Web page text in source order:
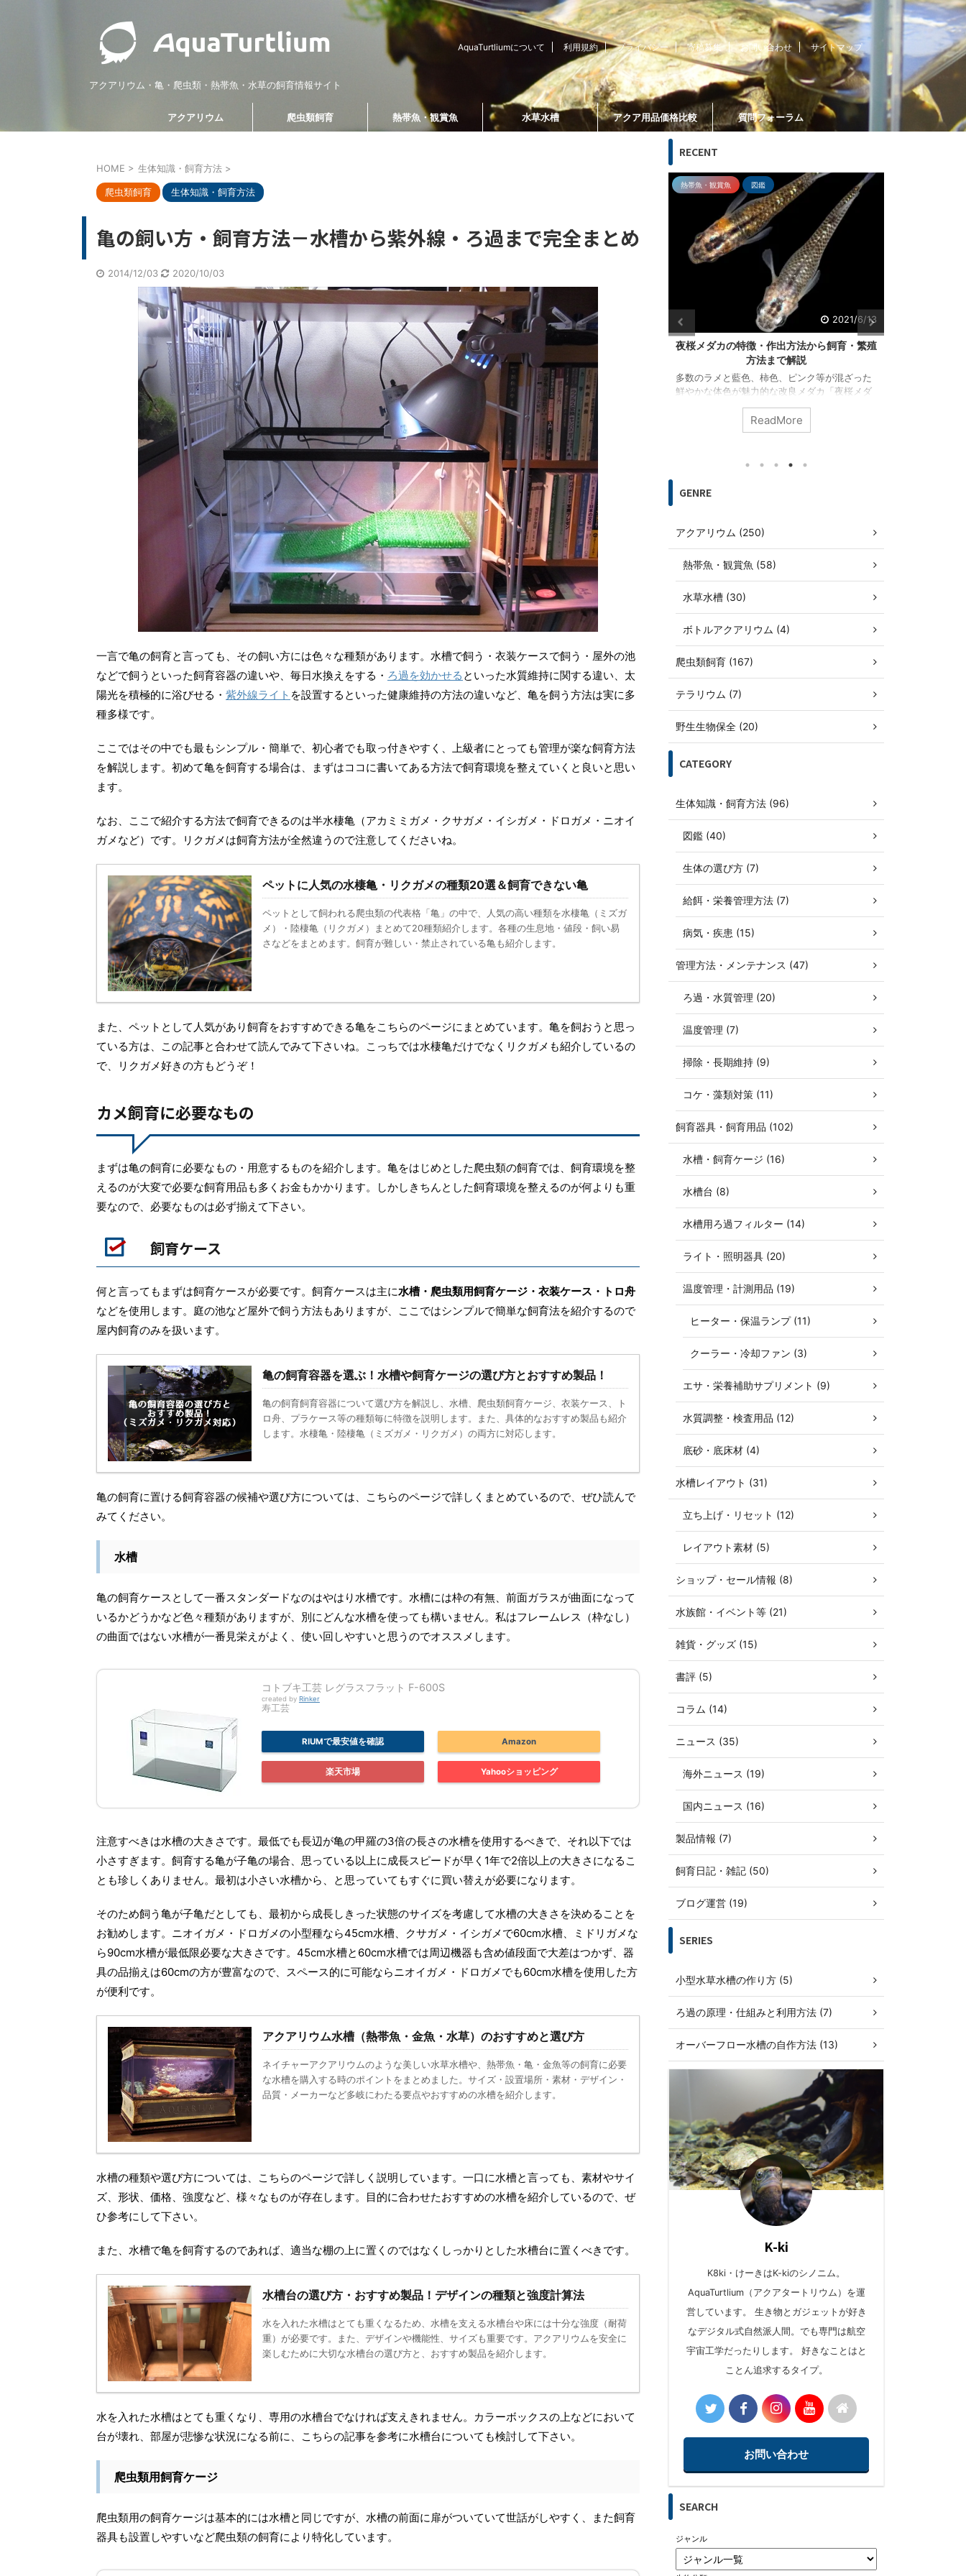
アクアリウム・亀・爬虫類・熱帯魚・水草の飼育情報サイト
AquaTurtliumについて 利用規約 プライバシー 寄稿募集 お問い合わせ サイトマップ
アクアリウム 爬虫類飼育 熱帯魚・観賞魚 水草水槽 アクア用品価格比較 質問フォーラム
HOME > 生体知識・飼育方法 >
爬虫類飼育 生体知識・飼育方法
亀の飼い方・飼育方法－水槽から紫外線・ろ過まで完全まとめ
2014/12/03 2020/10/03
一言で亀の飼育と言っても、その飼い方には色々な種類があります。水槽で飼う・衣装ケースで飼う・屋外の池
などで飼うといった飼育容器の違いや、毎日水換えをする・ ろ過を効かせる といった水質維持に関する違い、太
陽光を積極的に浴びせる・ 紫外線ライト を設置するといった健康維持の方法の違いなど、亀を飼う方法は実に多
種多様です。
ここではその中でも最もシンプル・簡単で、初心者でも取っ付きやすく、上級者にとっても管理が楽な飼育方法
を解説します。初めて亀を飼育する場合は、まずはココに書いてある方法で飼育環境を整えていくと良いと思い
ます。
なお、ここで紹介する方法で飼育できるのは半水棲亀（アカミミガメ・クサガメ・イシガメ・ドロガメ・ニオイ
ガメなど）です。リクガメは飼育方法が全然違うので注意してくださいね。
ペットに人気の水棲亀・リクガメの種類20選＆飼育できない亀
ペットとして飼われる爬虫類の代表格「亀」の中で、人気の高い種類を水棲亀（ミズガ
メ）・陸棲亀（リクガメ）まとめて20種類紹介します。各種の生息地・値段・飼い易
さなどをまとめます。飼育が難しい・禁止されている亀も紹介します。
また、ペットとして人気があり飼育をおすすめできる亀をこちらのページにまとめています。亀を飼おうと思っ
ている方は、この記事と合わせて読んでみて下さいね。こっちでは水棲亀だけでなくリクガメも紹介しているの
で、リクガメ好きの方もどうぞ！
カメ飼育に必要なもの
まずは亀の飼育に必要なもの・用意するものを紹介します。亀をはじめとした爬虫類の飼育では、飼育環境を整
えるのが大変で必要な飼育用品も多くお金もかかります。しかしきちんとした飼育環境を整えるのが何よりも重
要なので、必要なものは必ず揃えて下さい。
飼育ケース
何と言ってもまずは飼育ケースが必要です。飼育ケースは主に水槽・爬虫類用飼育ケージ・衣装ケース・トロ舟
などを使用します。庭の池など屋外で飼う方法もありますが、ここではシンプルで簡単な飼育法を紹介するので
屋内飼育のみを扱います。
亀の飼育容器を選ぶ！水槽や飼育ケージの選び方とおすすめ製品！
亀の飼育飼育容器について選び方を解説し、水槽、爬虫類飼育ケージ、衣装ケース、ト
ロ舟、プラケース等の種類毎に特徴を説明します。また、具体的なおすすめ製品も紹介
します。水棲亀・陸棲亀（ミズガメ・リクガメ）の両方に対応します。
亀の飼育に置ける飼育容器の候補や選び方については、こちらのページで詳しくまとめているので、ぜひ読んで
みてください。
水槽
亀の飼育ケースとして一番スタンダードなのはやはり水槽です。水槽には枠の有無、前面ガラスが曲面になって
いるかどうかなど色々種類がありますが、別にどんな水槽を使っても構いません。私はフレームレス（枠なし）
の曲面ではない水槽が一番見栄えがよく、使い回しやすいと思うのでオススメします。
コトブキ工芸 レグラスフラット F-600S
created by Rinker
寿工芸
RIUMで最安値を確認 Amazon
楽天市場 Yahooショッピング
注意すべきは水槽の大きさです。最低でも長辺が亀の甲羅の3倍の長さの水槽を使用するべきで、それ以下では
小さすぎます。飼育する亀が子亀の場合、思っている以上に成長スピードが早く1年で2倍以上の大きさになるこ
とも珍しくありません。最初は小さい水槽から、と思っていてもすぐに買い替えが必要になります。
そのため飼う亀が子亀だとしても、最初から成長しきった状態のサイズを考慮して水槽の大きさを決めることを
お勧めします。ニオイガメ・ドロガメの小型種なら45cm水槽、クサガメ・イシガメで60cm水槽、ミドリガメな
ら90cm水槽が最低限必要な大きさです。45cm水槽と60cm水槽では周辺機器も含め値段面で大差はつかず、器
具の品揃えは60cmの方が豊富なので、スペース的に可能ならニオイガメ・ドロガメでも60cm水槽を使用した方
が便利です。
アクアリウム水槽（熱帯魚・金魚・水草）のおすすめと選び方
ネイチャーアクアリウムのような美しい水草水槽や、熱帯魚・亀・金魚等の飼育に必要
な水槽を購入する時のポイントをまとめました。サイズ・設置場所・素材・デザイン・
品質・メーカーなど多岐にわたる要点やおすすめの水槽を紹介します。
水槽の種類や選び方については、こちらのページで詳しく説明しています。一口に水槽と言っても、素材やサイ
ズ、形状、価格、強度など、様々なものが存在します。目的に合わせたおすすめの水槽を紹介しているので、ぜ
ひ参考にして下さい。
また、水槽で亀を飼育するのであれば、適当な棚の上に置くのではなくしっかりとした水槽台に置くべきです。
水槽台の選び方・おすすめ製品！デザインの種類と強度計算法
水を入れた水槽はとても重くなるため、水槽を支える水槽台や床には十分な強度（耐荷
重）が必要です。また、デザインや機能性、サイズも重要です。アクアリウムを安全に
楽しむために大切な水槽台の選び方と、おすすめ製品を紹介します。
水を入れた水槽はとても重くなり、専用の水槽台でなければ支えきれません。カラーボックスの上などにおいて
台が壊れ、部屋が悲惨な状況になる前に、こちらの記事を参考に水槽台についても検討して下さい。
爬虫類用飼育ケージ
爬虫類用の飼育ケージは基本的には水槽と同じですが、水槽の前面に扉がついていて世話がしやすく、また飼育
器具も設置しやすいなど爬虫類の飼育により特化しています。
RECENT
温度管理・計測用品
2022/5/15
虫類飼育にスイッチボットを導入してでき
虫類・両生類飼育にスイッチボット
SwitchBot）製品を導入し飼育を便利にする
めのポイントと注意点を紹介します。特に温
度計によるデータ計測が効果的で、飼育デー
管理サービス「RIUM」との連携もおすすめで
管理方法・メンテナンス
2021/11/6
アクアリウムや生き物の飼育データ管理サー
ビス「RIUM」リリース！
爬虫類・両生類・熱帯魚などの生き物やその飼
育環境であるアクアリウム・テラリウムを管理
し、飼育データを共有できるウェブアプリ
「RIUM」を開発しました。使い方、利用するメ
リット、今後の機能追加予定やRIUMの目標など
を紹介します。
ReadMore
夜桜メダカの特徴・作出方法から飼育・繁殖
方法まで解説
多数のラメと藍色、柿色、ピンク等が混ざった
鮮やかな体色が魅力的な改良メダカ「夜桜メダ
カ」について、オーロラ・ブラックリム等の遺
伝的な形質・表現型や、飼育方法・繁殖方法を
紹介します。黄幹之や女雛等の関連品種も紹介
します。
ReadMore
熱帯魚・観賞魚 図鑑
2022/10/30
白メダカ（シロメダカ）の特徴・作出方法か
ら飼育・繁殖方法まで解説
改良メダカの基本品種から白メダカ（シロメダ
カ）を紹介します。白メダカの作出は古く江戸
では珍しく白色素胞を持ち、白メダカでは黒色
素胞の欠如と黄色素胞の未発達により体色が白
ReadMore
GENRE
アクアリウム (250)
熱帯魚・観賞魚 (58)
水草水槽 (30)
ボトルアクアリウム (4)
爬虫類飼育 (167)
テラリウム (7)
野生生物保全 (20)
CATEGORY
生体知識・飼育方法 (96)
図鑑 (40)
生体の選び方 (7)
給餌・栄養管理方法 (7)
病気・疾患 (15)
管理方法・メンテナンス (47)
ろ過・水質管理 (20)
温度管理 (7)
掃除・長期維持 (9)
コケ・藻類対策 (11)
飼育器具・飼育用品 (102)
水槽・飼育ケージ (16)
水槽台 (8)
水槽用ろ過フィルター (14)
ライト・照明器具 (20)
温度管理・計測用品 (19)
ヒーター・保温ランプ (11)
クーラー・冷却ファン (3)
エサ・栄養補助サプリメント (9)
水質調整・検査用品 (12)
底砂・底床材 (4)
水槽レイアウト (31)
立ち上げ・リセット (12)
レイアウト素材 (5)
ショップ・セール情報 (8)
水族館・イベント等 (21)
雑貨・グッズ (15)
書評 (5)
コラム (14)
ニュース (35)
海外ニュース (19)
国内ニュース (16)
製品情報 (7)
飼育日記・雑記 (50)
ブログ運営 (19)
SERIES
小型水草水槽の作り方 (5)
ろ過の原理・仕組みと利用方法 (7)
オーバーフロー水槽の自作方法 (13)
K-ki
K8ki・けーきはK-kiのシノニム。
AquaTurtlium（アクアタートリウム）を運
営しています。 生き物とガジェットが好き
なデジタル式自然派人間。でも専門は航空
宇宙工学だったりします。 好きなことはと
ことん追求するタイプ。
お問い合わせ
SEARCH
ジャンル